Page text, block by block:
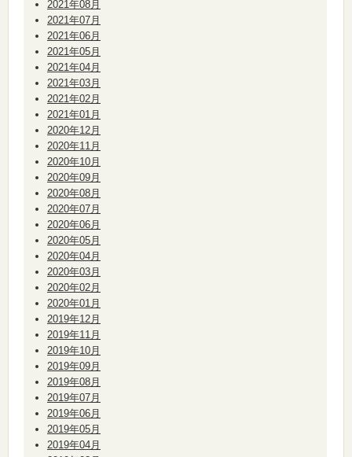
2021年08月
2021年07月
2021年06月
2021年05月
2021年04月
2021年03月
2021年02月
2021年01月
2020年12月
2020年11月
2020年10月
2020年09月
2020年08月
2020年07月
2020年06月
2020年05月
2020年04月
2020年03月
2020年02月
2020年01月
2019年12月
2019年11月
2019年10月
2019年09月
2019年08月
2019年07月
2019年06月
2019年05月
2019年04月